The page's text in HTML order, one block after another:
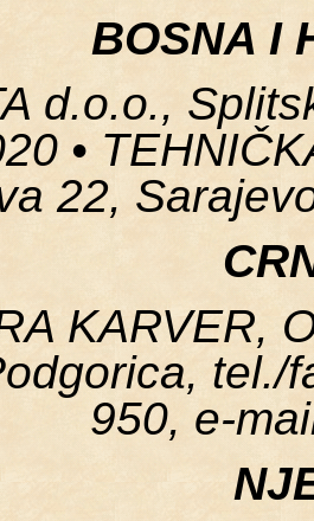
BOSNA I
d.o.o.,
•
22,
KARVER,
tel./
950, e-